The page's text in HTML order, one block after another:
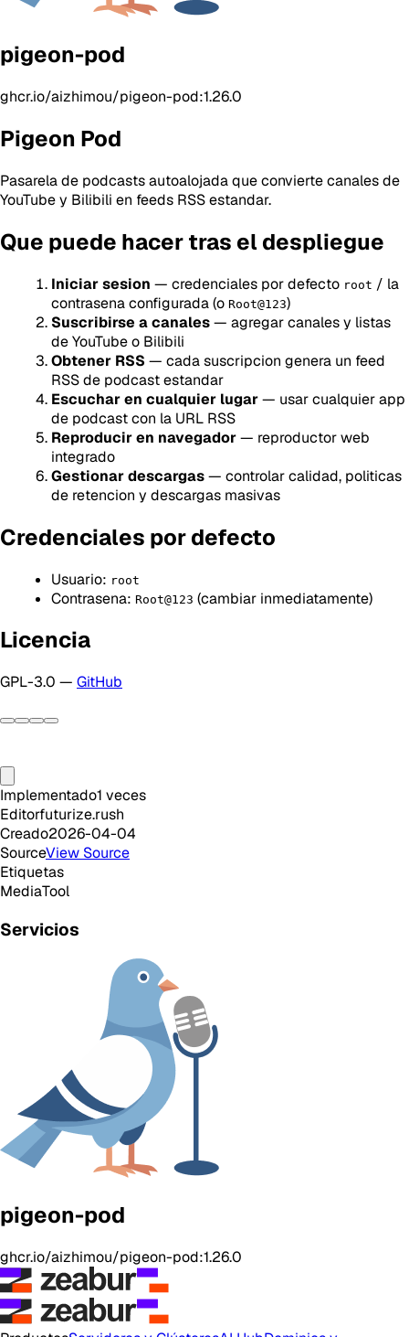
pigeon-pod
ghcr.io/aizhimou/pigeon-pod:1.26.0
Pigeon Pod
Pasarela de podcasts autoalojada que convierte canales de
YouTube y Bilibili en feeds RSS estandar.
Que puede hacer tras el despliegue
Iniciar sesion — credenciales por defecto root / la
contrasena configurada (o Root@123)
Suscribirse a canales— agregar canales y listas
de YouTube o Bilibili
Obtener RSS — cada suscripcion genera un feed
RSS de podcast estandar
Escuchar en cualquier lugar— usar cualquier app
de podcast con la URL RSS
Reproducir en navegador— reproductor web
integrado
Gestionar descargas— controlar calidad, politicas
de retencion y descargas masivas
Credenciales por defecto
Usuario: root
Contrasena: Root@123 (cambiar inmediatamente)
Licencia
GPL-3.0 — GitHub
Implementado1 veces
Editorfuturize.rush
Creado2026-04-04
SourceView Source
Etiquetas
MediaTool
Servicios
pigeon-pod
ghcr.io/aizhimou/pigeon-pod:1.26.0